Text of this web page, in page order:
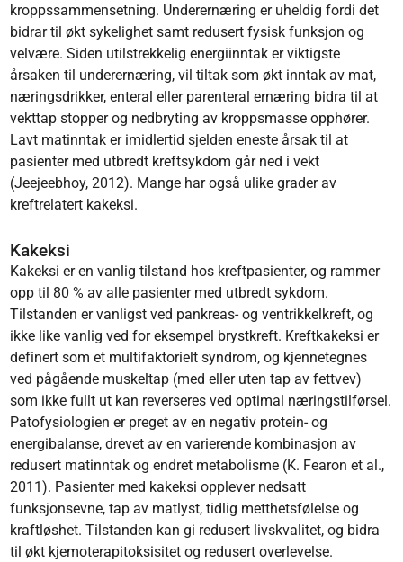
kroppssammen­setning. Underernæring er uheldig fordi det
bidrar til økt sykelighet samt redusert fysisk funksjon og
velvære. Siden utilstrekkelig energiinntak er viktigste
årsaken til underernæring, vil tiltak som økt inntak av mat,
næringsdrikker, enteral eller parenteral ernæring bidra til at
vekttap stopper og nedbryting av kroppsmasse opphører.
Lavt matinntak er imidlertid sjelden eneste årsak til at
pasienter med utbredt kreftsykdom går ned i vekt
(Jeejeebhoy, 2012). Mange har også ulike grader av
kreftrelatert kakeksi.
Kakeksi
Kakeksi er en vanlig tilstand hos kreftpasienter, og rammer
opp til 80 % av alle pasienter med utbredt sykdom.
Tilstanden er vanligst ved pankreas- og ventrikkelkreft, og
ikke like vanlig ved for eksempel brystkreft. Kreftkakeksi er
definert som et multifaktorielt syndrom, og kjennetegnes
ved pågående muskeltap (med eller uten tap av fettvev)
som ikke fullt ut kan reverseres ved optimal næringstilførsel.
Patofysiologien er preget av en negativ protein- og
energibalanse, drevet av en varierende kombinasjon av
redusert matinntak og endret metabolisme (K. Fearon et al.,
2011). Pasienter med kakeksi opplever nedsatt
funksjonsevne, tap av matlyst, tidlig metthetsfølelse og
kraftløshet. Tilstanden kan gi redusert livskvalitet, og bidra
til økt kjemoterapitoksisitet og redusert overlevelse.